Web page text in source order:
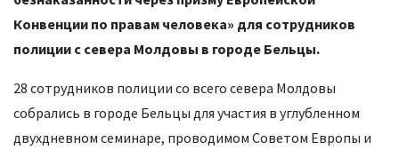
Конвенции по правам человека» для сотрудников
полиции с севера Молдовы в городе Бельцы.
28 сотрудников полиции со всего севера Молдовы
собрались в городе Бельцы для участия в углубленном
двухдневном семинаре, проводимом Советом Европы и